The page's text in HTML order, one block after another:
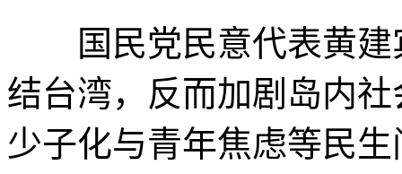
国民党民意代表黄建
结台湾，反而加剧岛内
少子化与青年焦虑等民